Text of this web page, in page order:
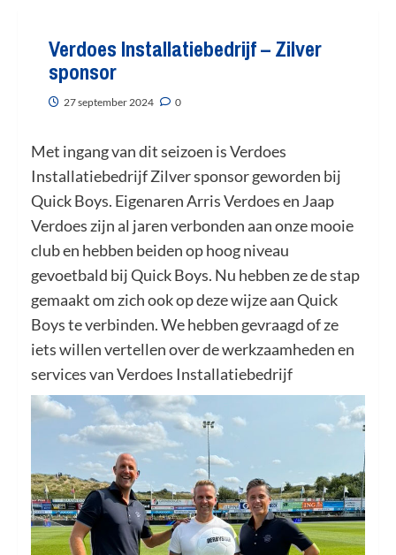
Verdoes Installatiebedrijf – Zilver
sponsor
27 september 2024 0
Met ingang van dit seizoen is Verdoes
Installatiebedrijf Zilver sponsor geworden bij
Quick Boys. Eigenaren Arris Verdoes en Jaap
Verdoes zijn al jaren verbonden aan onze mooie
club en hebben beiden op hoog niveau
gevoetbald bij Quick Boys. Nu hebben ze de stap
gemaakt om zich ook op deze wijze aan Quick
Boys te verbinden. We hebben gevraagd of ze
iets willen vertellen over de werkzaamheden en
services van Verdoes Installatiebedrijf